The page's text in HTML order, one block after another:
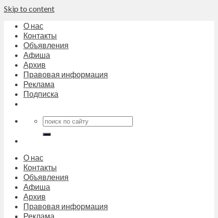
Skip to content
О нас
Контакты
Объявления
Афиша
Архив
Правовая информация
Реклама
Подписка
О нас
Контакты
Объявления
Афиша
Архив
Правовая информация
Реклама